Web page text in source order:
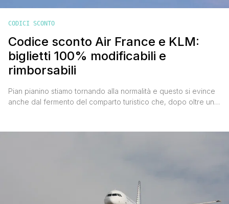
CODICI SCONTO
Codice sconto Air France e KLM:
biglietti 100% modificabili e
rimborsabili
Pian pianino stiamo tornando alla normalità e questo si evince
anche dal fermento del comparto turistico che, dopo oltre un
segnalo con grande piacere il codice sconto Air France valido